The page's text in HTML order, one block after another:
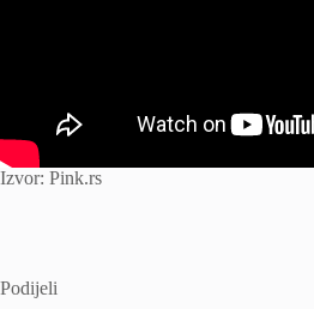
Izvor: Pink.rs
Podijeli